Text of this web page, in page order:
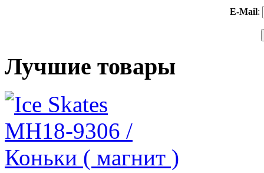
E-Mail:
Лучшие товары